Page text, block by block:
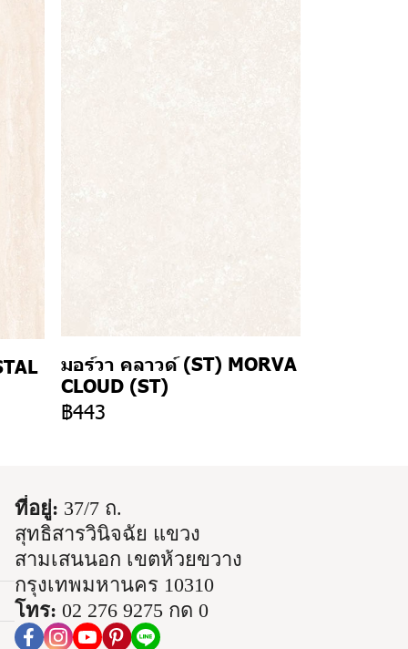
มอร์วา คลาวด์ (ST) MORVA
CLOUD (ST)
฿443
ที่อยู่: 37/7 ถ.
สุทธิสารวินิจฉัย แขวง
สามเสนนอก เขตห้วยขวาง
กรุงเทพมหานคร 10310
โทร:02 276 9275 กด 0